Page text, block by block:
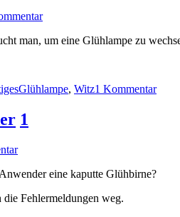
zu
Mitglied
man, um eine Glühlampe zu
Schlagwörter
Glühlampe, Witz1 Kommentarzu
1
zu
Anwendereine kaputte Glühbirne?
Fehlermeldungen weg.